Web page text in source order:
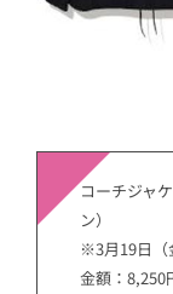
コーチジャ
ン）
※3月19日（
金額：8,250